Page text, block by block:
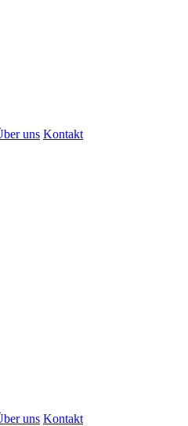
uns Kontakt
uns Kontakt